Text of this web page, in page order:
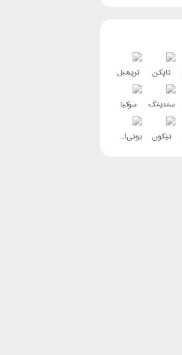
تاپکن تریمبل
سندینگ سوکیا
نیکون یونی استرانگ